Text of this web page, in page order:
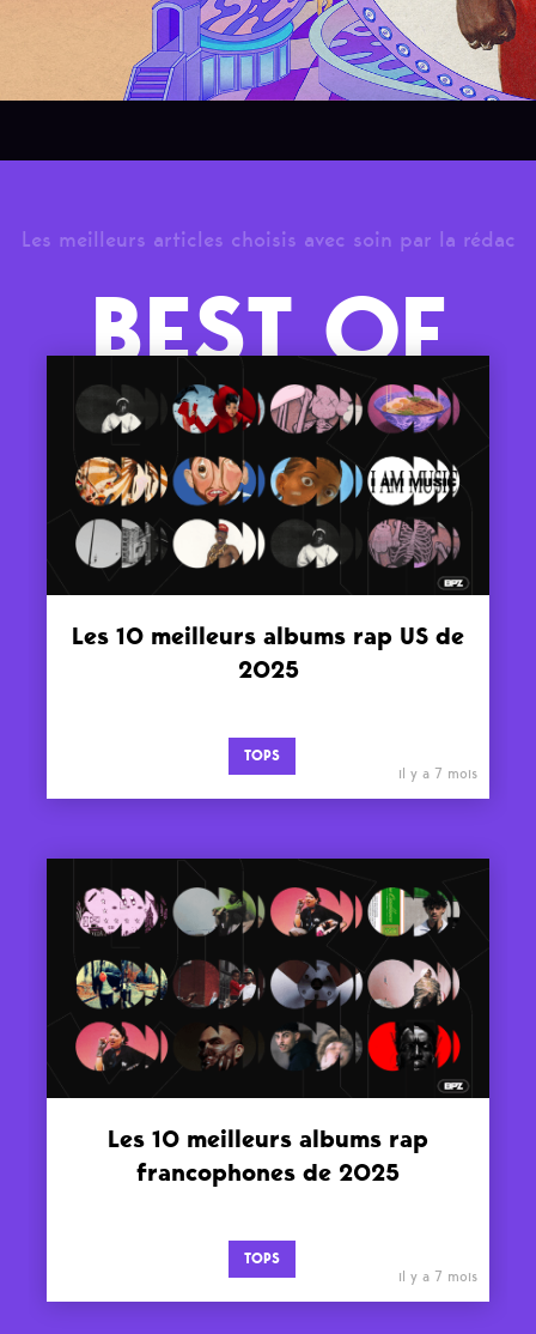
Les meilleurs articles choisis avec soin par la rédac
BEST OF
Les 10 meilleurs albums rap US de
2025
TOPS
il y a 7 mois
Les 10 meilleurs albums rap
francophones de 2025
TOPS
il y a 7 mois